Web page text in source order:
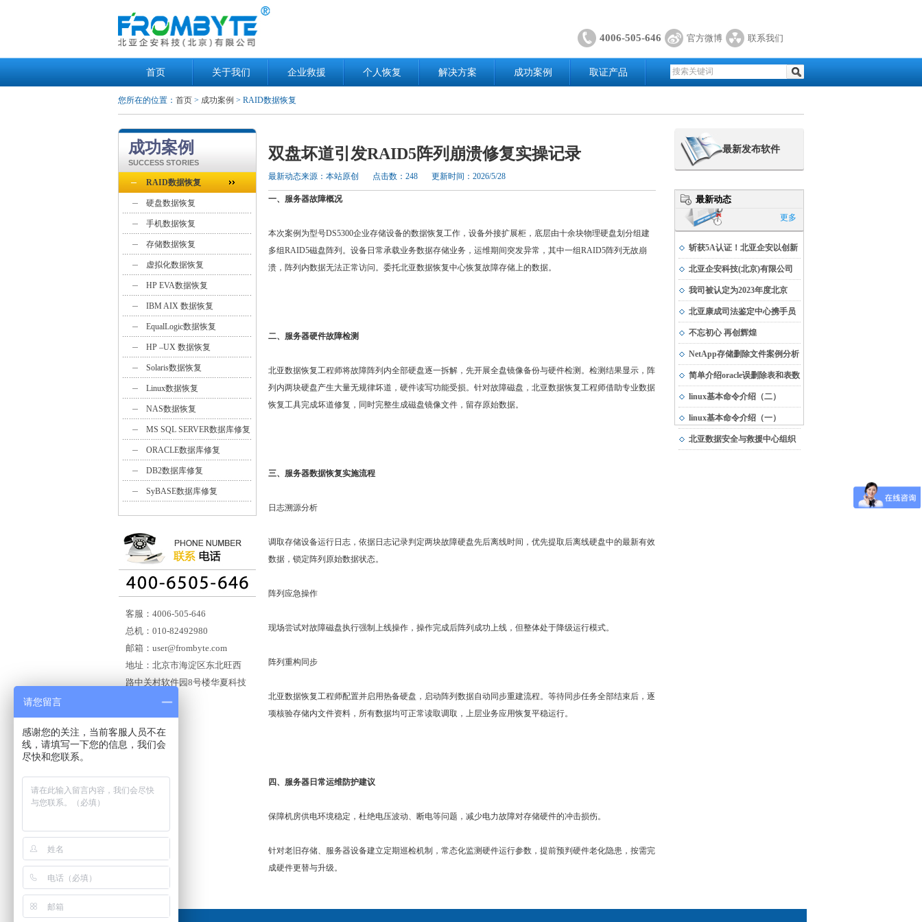
4006-505-646 官方微博 联系我们
首页 关于我们 企业救援 个人恢复 解决方案 成功案例 取证产品
您所在的位置： 首页 > 成功案例 > RAID数据恢复
成功案例
SUCCESS STORIES
RAID数据恢复
硬盘数据恢复
手机数据恢复
存储数据恢复
虚拟化数据恢复
HP EVA数据恢复
IBM AIX 数据恢复
EqualLogic数据恢复
HP –UX 数据恢复
Solaris数据恢复
Linux数据恢复
NAS数据恢复
MS SQL SERVER数据库修复
ORACLE数据库修复
DB2数据库修复
SyBASE数据库修复
客服：4006-505-646
总机：010-82492980
邮箱：user@frombyte.com
地址：北京市海淀区东北旺西
路中关村软件园8号楼华夏科技
大厦309A
双盘坏道引发RAID5阵列崩溃修复实操记录
最新动态来源：本站原创 点击数：248 更新时间：2026/5/28
一、服务器故障概况
本次案例为型号DS5300企业存储设备的数据恢复工作，设备外接扩展柜，底层由十余块物理硬盘划分组建
多组RAID5磁盘阵列。设备日常承载业务数据存储业务，运维期间突发异常，其中一组RAID5阵列无故崩
溃，阵列内数据无法正常访问。委托北亚数据恢复中心恢复故障存储上的数据。
二、服务器硬件故障检测
北亚数据恢复工程师将故障阵列内全部硬盘逐一拆解，先开展全盘镜像备份与硬件检测。检测结果显示，阵
列内两块硬盘产生大量无规律坏道，硬件读写功能受损。针对故障磁盘，北亚数据恢复工程师借助专业数据
恢复工具完成坏道修复，同时完整生成磁盘镜像文件，留存原始数据。
三、服务器数据恢复实施流程
日志溯源分析
调取存储设备运行日志，依据日志记录判定两块故障硬盘先后离线时间，优先提取后离线硬盘中的最新有效
数据，锁定阵列原始数据状态。
阵列应急操作
现场尝试对故障磁盘执行强制上线操作，操作完成后阵列成功上线，但整体处于降级运行模式。
阵列重构同步
北亚数据恢复工程师配置并启用热备硬盘，启动阵列数据自动同步重建流程。等待同步任务全部结束后，逐
项核验存储内文件资料，所有数据均可正常读取调取，上层业务应用恢复平稳运行。
四、服务器日常运维防护建议
保障机房供电环境稳定，杜绝电压波动、断电等问题，减少电力故障对存储硬件的冲击损伤。
针对老旧存储、服务器设备建立定期巡检机制，常态化监测硬件运行参数，提前预判硬件老化隐患，按需完
成硬件更替与升级。
最新发布软件
最新动态
更多
斩获5A认证！北亚企安以创新
实力书写科技发展新篇
北亚企安科技(北京)有限公司
荣获公安部科学技术奖
我司被认定为2023年度北京
市“专精特新”中小企业
北亚康成司法鉴定中心携手员
工，与受灾地区共渡难关
不忘初心 再创辉煌
NetApp存储删除文件案例分析
简单介绍oracle误删除表和表数
据的恢复方法
linux基本命令介绍（二）
linux基本命令介绍（一）
北亚数据安全与救援中心组织
请您留言
感谢您的关注，当前客服人员不在
线，请填写一下您的信息，我们会
尽快和您联系。